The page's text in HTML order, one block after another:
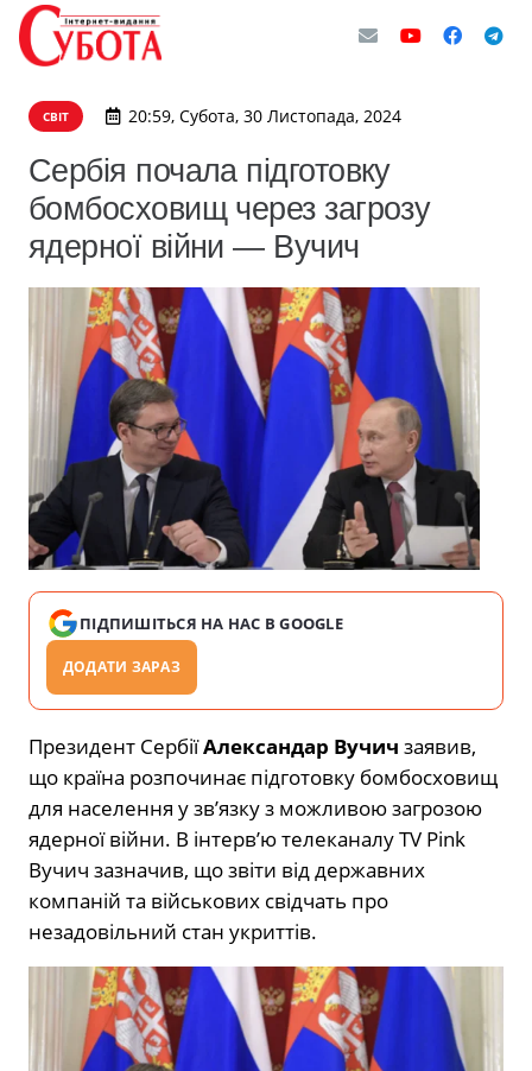
СВІТ 20:59, Субота, 30 Листопада, 2024
Сербія почала підготовку
бомбосховищ через загрозу
ядерної війни — Вучич
ПІДПИШІТЬСЯ НА НАС В GOOGLE
ДОДАТИ ЗАРАЗ
Президент СербіїАлександар Вучич заявив,
що країна розпочинає підготовку бомбосховищ
для населення у зв’язку з можливою загрозою
ядерної війни. В інтерв’ю телеканалу TV Pink
Вучич зазначив, що звіти від державних
компаній та військових свідчать про
незадовільний стан укриттів.